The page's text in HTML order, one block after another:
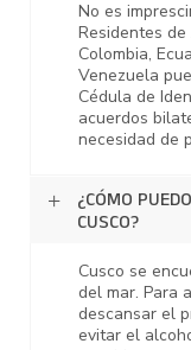
No es
Residentes
Colombia,
Venezuela
Cédula de
acuerdos
necesidad de
¿CÓMO
CUSCO?
Cusco se
del mar. Para
descansar el
evitar el